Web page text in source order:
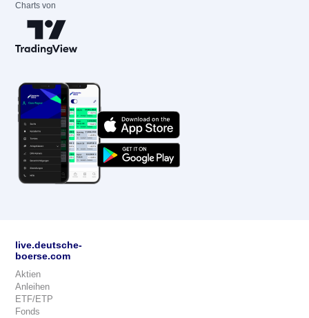
Charts von
live.deutsche-
boerse.com
Aktien
Anleihen
ETF/ETP
Fonds